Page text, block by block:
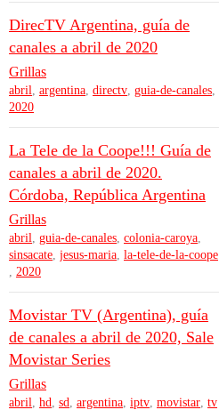
DirecTV Argentina, guía de
canales a abril de 2020
Grillas
abril, argentina, directv, guia-de-canales,
2020
La Tele de la Coope!!! Guía de
canales a abril de 2020.
Córdoba, República Argentina
Grillas
abril, guia-de-canales, colonia-caroya,
sinsacate, jesus-maria, la-tele-de-la-coope
, 2020
Movistar TV (Argentina), guía
de canales a abril de 2020, Sale
Movistar Series
Grillas
abril, hd, sd, argentina, iptv, movistar, tv